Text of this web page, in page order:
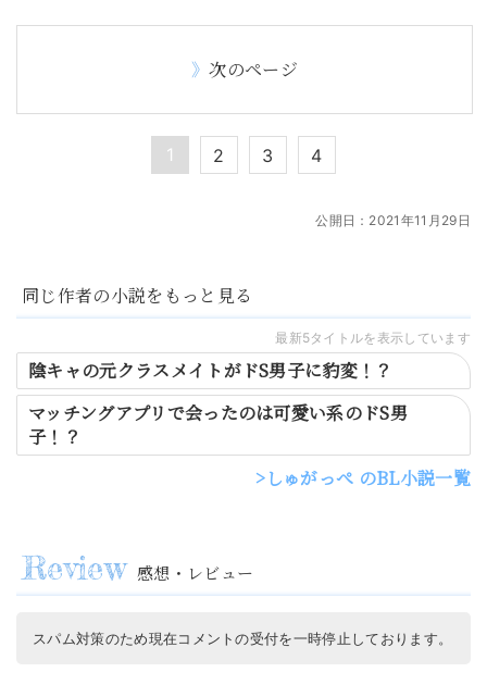
次のページ
1 2 3 4
公開日： 2021年11月29日
同じ作者の小説をもっと見る
最新5タイトルを表示しています
陰キャの元クラスメイトがドS男子に豹変！？
マッチングアプリで会ったのは可愛い系のドS男
子！？
しゅがっぺ のBL小説一覧
感想・レビュー
スパム対策のため現在コメントの受付を一時停止しております。